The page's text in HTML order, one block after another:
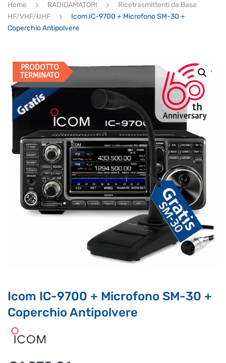
ULTIMI ARRIVI
Ricerca
prodotti
Home RADIOAMATORI
Ricetrasmittenti da Base
HF/VHF/UHF
Icom IC-9700 + Microfono SM-30 +
Coperchio Antipolvere
PRODOTTO
TERMINATO
Icom IC-9700 + Microfono SM-30 +
Coperchio Antipolvere
Ciao, Come posso aiutarti?
Puoi chiedermi informazioni generali o specifiche su certi
prodotti.
Per ottenere dettagli su un determinato prodotto